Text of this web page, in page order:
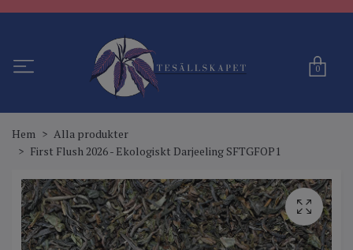
0
Hem
Alla produkter
First Flush 2026 - Ekologiskt Darjeeling SFTGFOP1